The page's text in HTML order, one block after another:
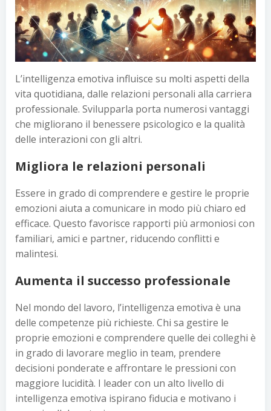
L’intelligenza emotiva influisce su molti aspetti della
vita quotidiana, dalle relazioni personali alla carriera
professionale. Svilupparla porta numerosi vantaggi
che migliorano il benessere psicologico e la qualità
delle interazioni con gli altri.
Migliora le relazioni personali
Essere in grado di comprendere e gestire le proprie
emozioni aiuta a comunicare in modo più chiaro ed
efficace. Questo favorisce rapporti più armoniosi con
familiari, amici e partner, riducendo conflitti e
malintesi.
Aumenta il successo professionale
Nel mondo del lavoro, l’intelligenza emotiva è una
delle competenze più richieste. Chi sa gestire le
proprie emozioni e comprendere quelle dei colleghi è
in grado di lavorare meglio in team, prendere
decisioni ponderate e affrontare le pressioni con
maggiore lucidità. I leader con un alto livello di
intelligenza emotiva ispirano fiducia e motivano i